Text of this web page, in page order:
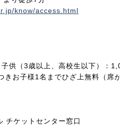
know/access.html
供（3歳以上、高校生以下）：
お子様1名までひざ上無料（席
チケットセンター窓口